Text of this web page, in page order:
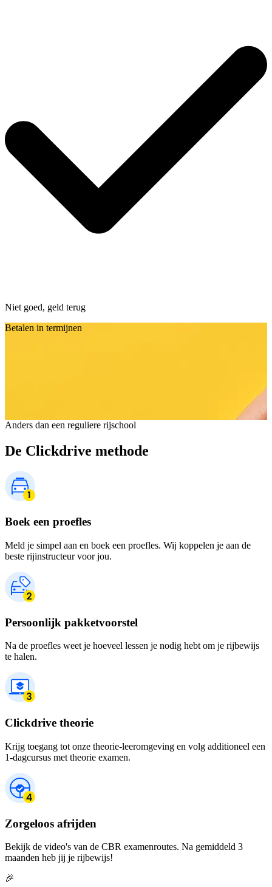
Niet goed, geld terug
Betalen in termijnen
Anders dan een reguliere rijschool
De Clickdrive methode
Boek een proefles
Meld je simpel aan en boek een proefles. Wij koppelen je aan de
beste rijinstructeur voor jou.
Persoonlijk pakketvoorstel
Na de proefles weet je hoeveel lessen je nodig hebt om je rijbewijs
te halen.
Clickdrive theorie
Krijg toegang tot onze theorie-leeromgeving en volg additioneel een
1-dagcursus met theorie examen.
Zorgeloos afrijden
Bekijk de video's van de CBR examenroutes. Na gemiddeld 3
maanden heb jij je rijbewijs!
🎉